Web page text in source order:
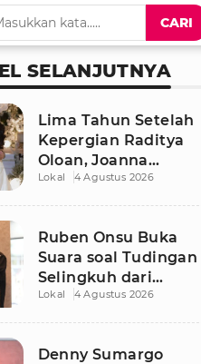
CARI
SELANJUTNYA
Lima Tahun Setelah
Kepergian Raditya
Oloan, Joanna
Alexandra Kembali
Lokal 4 Agustus 2026
Ruben Onsu Buka
Suara soal Tudingan
Selingkuh dari
Sarwendah
Lokal 4 Agustus 2026
Denny Sumargo